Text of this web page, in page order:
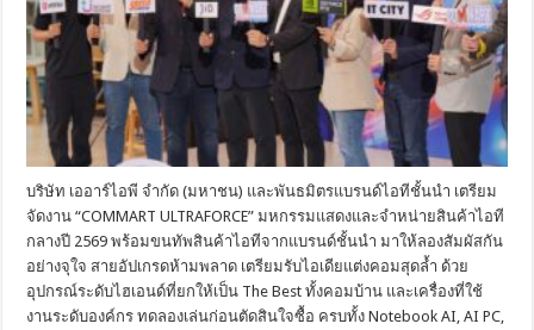
บริษัท เออาร์ไอพี จำกัด (มหาชน) และพันธมิตรแบรนด์ไอทีชั้นนำ เตรียม
จัดงาน “COMMART ULTRAFORCE” มหกรรมแสดงและจำหน่ายสินค้าไอที
กลางปี 2569 พร้อมขนทัพสินค้าไอทีจากแบรนด์ชั้นนำ มาให้ลองสัมผัสกัน
อย่างจุใจ สายอัปเกรดห้ามพลาด เตรียมรับไอเดียแต่งคอมสุดล้ำ ด้วย
อุปกรณ์ระดับไฮเอนด์ที่ยกให้เป็น The Best ทั้งคอมบ้าน และเครื่องที่ใช้
งานระดับองค์กร ทดลองเล่นก่อนตัดสินใจซื้อ ครบทั้ง Notebook AI, AI PC,